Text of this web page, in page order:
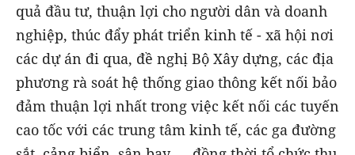
quả đầu tư, thuận lợi cho người dân và doanh
nghiệp, thúc đẩy phát triển kinh tế - xã hội nơi
các dự án đi qua, đề nghị Bộ Xây dựng, các địa
phương rà soát hệ thống giao thông kết nối bảo
đảm thuận lợi nhất trong việc kết nối các tuyến
cao tốc với các trung tâm kinh tế, các ga đường